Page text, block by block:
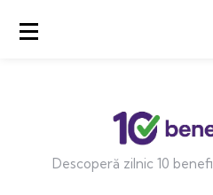
Descoperă zilnic 10